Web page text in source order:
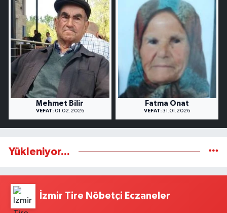
Mehmet Bilir
VEFAT:01.02.2026
Fatma Onat
VEFAT: 31.01.2026
Yükleniyor...
İzmir Tire Nöbetçi Eczaneler